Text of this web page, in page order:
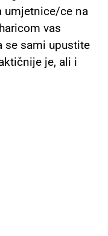
umjetnice/ce na
vas
se sami upustite
je, ali i